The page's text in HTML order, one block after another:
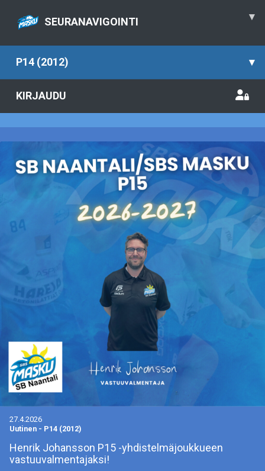
SEURANAVIGOINTI ▾
P14 (2012) ▾
KIRJAUDU
27.4.2026
Uutinen - P14 (2012)
Henrik Johansson P15 -yhdistelmäjoukkueen
vastuuvalmentajaksi!